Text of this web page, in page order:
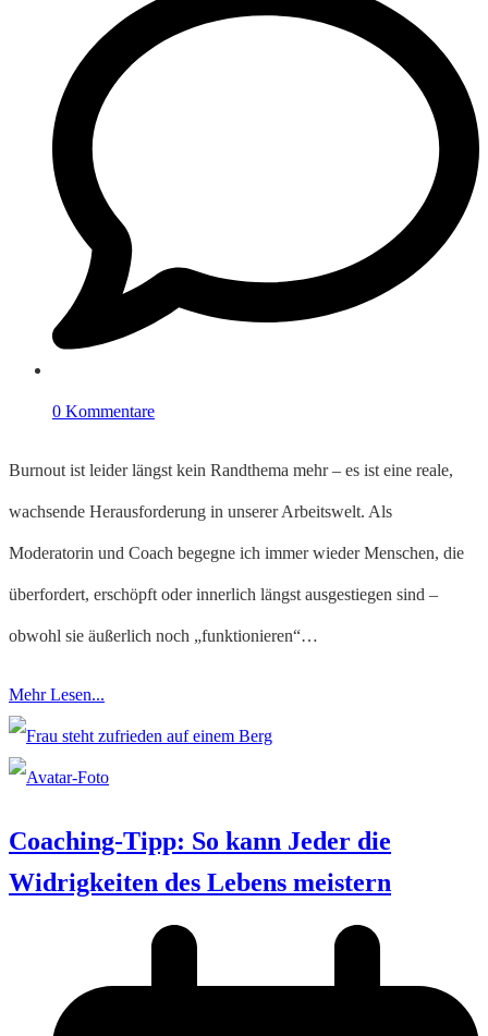
0 Kommentare
Burnout ist leider längst kein Randthema mehr – es ist eine reale,
wachsende Herausforderung in unserer Arbeitswelt. Als
Moderatorin und Coach begegne ich immer wieder Menschen, die
überfordert, erschöpft oder innerlich längst ausgestiegen sind –
obwohl sie äußerlich noch „funktionieren“…
Mehr Lesen...
Coaching-Tipp: So kann Jeder die
Widrigkeiten des Lebens meistern